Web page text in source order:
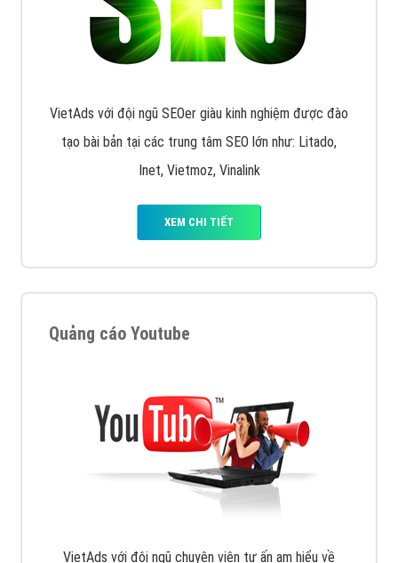
VietAds với đội ngũ SEOer giàu kinh nghiệm được đào
tạo bài bản tại các trung tâm SEO lớn như: Litado,
Inet, Vietmoz, Vinalink
XEM CHI TIẾT
Quảng cáo Youtube
VietAds với đội ngũ chuyên viên tư ấn am hiểu về